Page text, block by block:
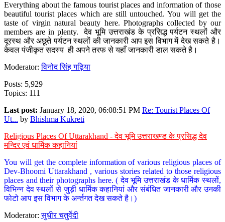
Everything about the famous tourist places and information of those
beautiful tourist places which are still untouched. You will get the
taste of virgin natural beauty here. Photographs collected by our
members are in plenty. देव भूमि उत्तराखंड के प्रसिद्ध पर्यटन स्थलों और
दूरस्थ और अछूते पर्यटन स्थलों की जानकारी आप इस विभाग में देख सकते है।
केवल पंजीकृत सदस्य ही अपने तरफ से यहाँ जानकारी डाल सकते है।
Moderator:विनोद सिंह गढ़िया
Posts: 5,929
Topics: 111
Last post: January 18, 2020, 06:08:51 PM Re: Tourist Places Of
Ut... by Bhishma Kukreti
Religious Places Of Uttarakhand - देव भूमि उत्तराखण्ड के प्रसिद्ध देव
मन्दिर एवं धार्मिक कहानियां
You will get the complete information of various religious places of
Dev-Bhoomi Uttarakhand , various stories related to those religious
places and their photographs here. ( देव भूमि उत्तराखंड के धार्मिक स्थलों,
विभिन्न देव स्थलों से जुड़ी धार्मिक कहानियां और संबंधित जानकारी और उनकी
फोटो आप इस विभाग के अर्न्तगत देख सकते है।)
Moderator:सुधीर चतुर्वेदी